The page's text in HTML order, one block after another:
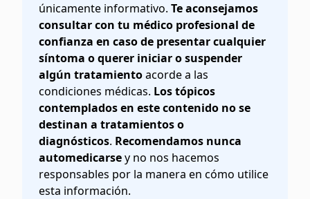
únicamente informativo. Te aconsejamos
consultar con tu médico profesional de
confianza en caso de presentar cualquier
síntoma o querer iniciar o suspender
algún tratamientoacorde a las
condiciones médicas. Los tópicos
contemplados en este contenido no se
destinan a tratamientos o
diagnósticos. Recomendamos nunca
automedicarsey no nos hacemos
responsables por la manera en cómo utilice
esta información.